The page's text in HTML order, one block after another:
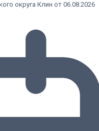
округа Клин от 06.08.2026